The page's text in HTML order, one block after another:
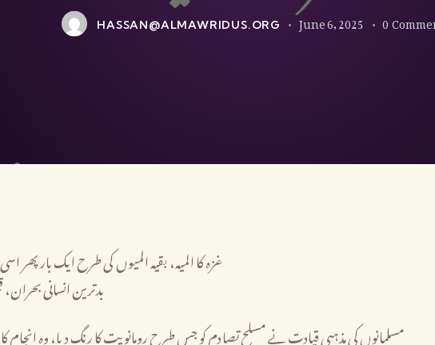
HASSAN@ALMAWRIDUS.ORG June 6, 2025 0
غزہ کا المیہ، بقیہ المیوں کی طرح ایک بار پھر
بدترین انسانی
مسلمانوں کی مذہبی قیادت نے مسلح تصادم کو جس طرح رومانویت کا رنگ دیا، وہ انجام